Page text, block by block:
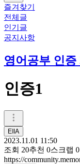
즐겨찾기
전체글
인기글
공지사항
영어공부 인증
인증1
EllA
2023.11.01 11:50
조회 20추천 0스크랩 0
https://